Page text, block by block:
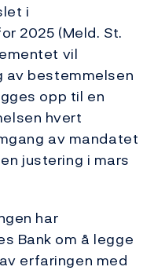
i
2025 (Meld. St.
vil
av bestemmelsen
opp til en
hvert
av mandatet
justering i mars
har
Bank om å legge
erfaringen med